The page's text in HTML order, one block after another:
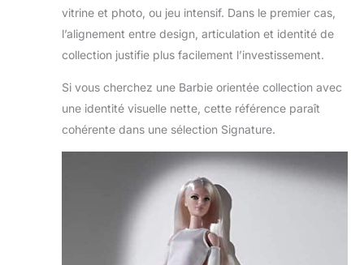
vitrine et photo, ou jeu intensif. Dans le premier cas,
l’alignement entre design, articulation et identité de
collection justifie plus facilement l’investissement.
Si vous cherchez une Barbie orientée collection avec
une identité visuelle nette, cette référence paraît
cohérente dans une sélection Signature.